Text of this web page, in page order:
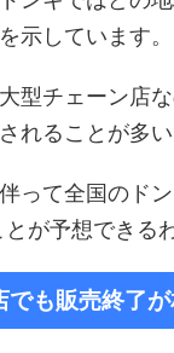
示しています。
型チェーン店
れることが多い
って全国のド
が予想できる
でも販売終了